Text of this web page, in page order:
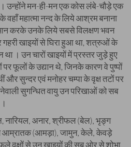
उन्होंने मन-ही-मन एक कोस लंबे-चौड़े एक
वहाँ महात्मा नन्द के लिये आश्रम बनाना
करके उनके लिये सबसे विलक्षण भवन
गहरी खाइयों से घिरा हुआ था, शत्रुओं के
था । उन चारों खाइयों में प्रस्तर जुड़े हुए
पर फूलों के उद्यान थे, जिनके कारण वे पुष्पों
और सुन्दर एवं मनोहर चम्पा के वृक्ष तटों पर
सुगन्धित वायु उन परिखाओं को सब
नारियल, अनार, श्रीफल (बेल), भृङ्ग
आम्रातक (आमड़ा), जामुन, केले, केवड़े
से उन खाइयों की सब ओर से शोभा